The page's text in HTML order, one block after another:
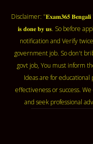
Disclaimer: "𝐄𝐱𝐚𝐦𝟑𝟔𝟓 𝐁𝐞𝐧𝐠𝐚𝐥𝐢
𝐢𝐬 𝐝𝐨𝐧𝐞 𝐛𝐲 𝐮𝐬. So before
notification and Verify
government job. So don't
govt job, You must inform
Ideas are for
effectiveness or success.
and seek professional